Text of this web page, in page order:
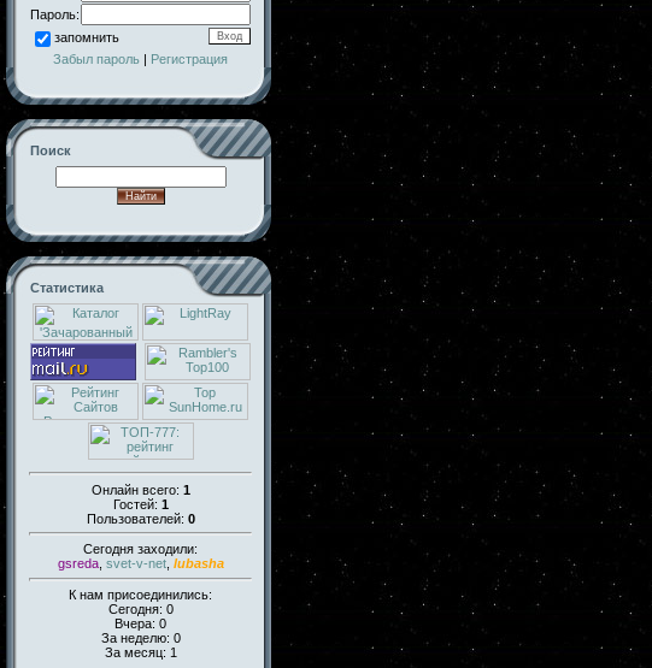
Пароль:
запомнить
Забыл пароль | Регистрация
Поиск
Статистика
Онлайн всего: 1
Гостей: 1
Пользователей: 0
Сегодня заходили:
gsreda, svet-v-net, lubasha
К нам присоединились:
Сегодня: 0
Вчера: 0
За неделю: 0
За месяц: 1